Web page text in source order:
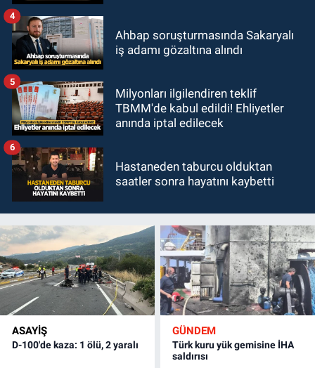
Ahbap soruşturmasında Sakaryalı
iş adamı gözaltına alındı
4
Milyonları ilgilendiren teklif
TBMM'de kabul edildi! Ehliyetler
anında iptal edilecek
5
Hastaneden taburcu olduktan
saatler sonra hayatını kaybetti
6
ASAYİŞ
D-100'de kaza: 1 ölü, 2 yaralı
GÜNDEM
Türk kuru yük gemisine İHA
saldırısı